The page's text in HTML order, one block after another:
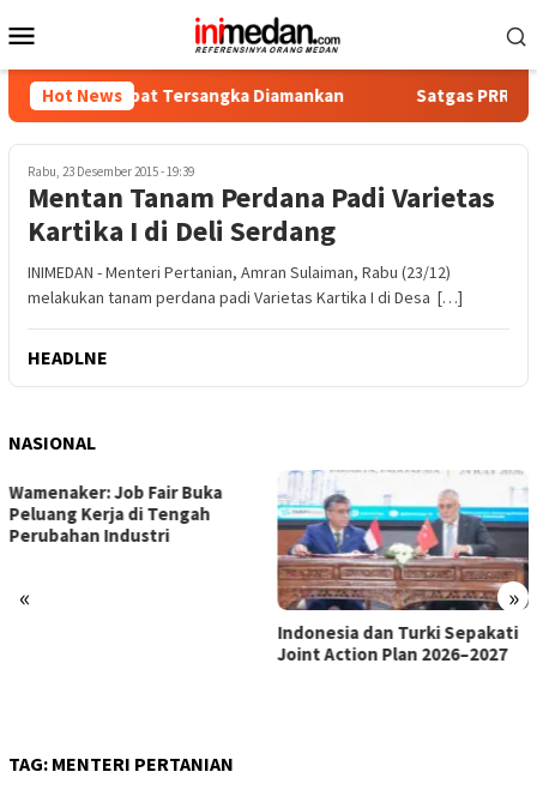
ke
Mobile
Hot News
Empat Tersangka Diamankan Satgas PRR Pacu
Rabu, 23 Desember 2015 - 19:39
Mentan Tanam Perdana Padi Varietas
Kartika I di Deli Serdang
INIMEDAN - Menteri Pertanian, Amran Sulaiman, Rabu (23/12)
melakukan tanam perdana padi Varietas Kartika I di Desa […]
HEADLNE
NASIONAL
« »
Satgas PRR Pacu Realisasi
Tambahan TKD Aceh Rp1,65
TAG: MENTERI PERTANIAN